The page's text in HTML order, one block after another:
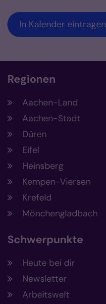
In Kalender eintragen
Regionen
Aachen-Land
Aachen-Stadt
Düren
Eifel
Heinsberg
Kempen-Viersen
Krefeld
Mönchengladbach
Schwerpunkte
Heute bei dir
Newsletter
Arbeitswelt